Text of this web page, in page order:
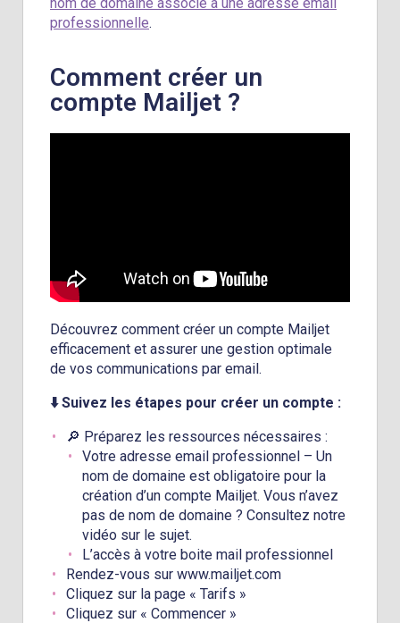
professionnelle.
Comment créer un
compte Mailjet ?
Découvrez comment créer un compte Mailjet
efficacement et assurer une gestion optimale
de vos communications par email.
⬇️ Suivez les étapes pour créer un compte :
🔎 Préparez les ressources nécessaires :
Votre adresse email professionnel – Un
nom de domaine est obligatoire pour la
création d’un compte Mailjet. Vous n’avez
pas de nom de domaine ? Consultez notre
vidéo sur le sujet.
L’accès à votre boite mail professionnel
Rendez-vous sur www.mailjet.com
Cliquez sur la page « Tarifs »
Cliquez sur « Commencer »